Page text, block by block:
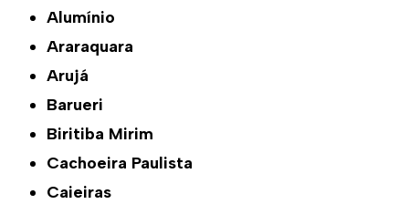
Alumínio
Araraquara
Arujá
Barueri
Biritiba Mirim
Cachoeira Paulista
Caieiras